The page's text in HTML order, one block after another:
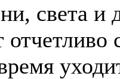
света и